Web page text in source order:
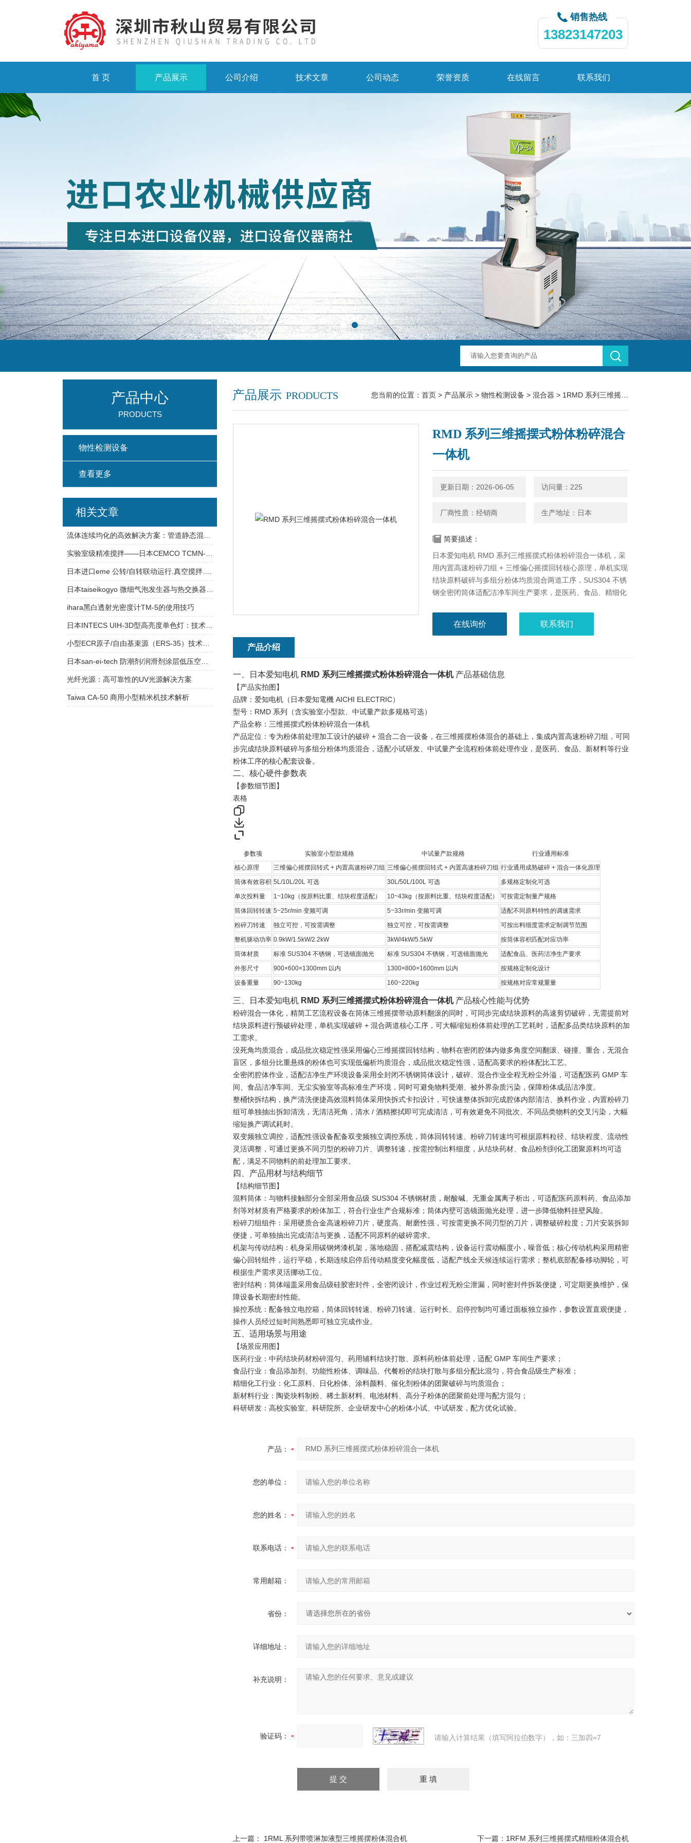
销售热线
13823147203
首 页 产品展示 公司介绍 技术文章 公司动态 荣誉资质 在线留言 联系我们
产品展示 PRODUCTS 您当前的位置： 首页 > 产品展示 > 物性检测设备 > 混合器 > 1RMD 系列三维摇摆式粉体粉碎混合一体机
RMD 系列三维摇摆式粉体粉碎混合
一体机
更新日期：2026-06-05 访问量：225
厂商性质：经销商 生产地址：日本
简要描述：
日本爱知电机 RMD 系列三维摇摆式粉体粉碎混合一体机，采
用内置高速粉碎刀组 + 三维偏心摇摆回转核心原理，单机实现
结块原料破碎与多组分粉体均质混合两道工序，SUS304 不锈
钢全密闭筒体适配洁净车间生产要求，是医药、食品、精细化
在线询价 联系我们
产品介绍
一、日本爱知电机 RMD 系列三维摇摆式粉体粉碎混合一体机产品基础信息
【产品实拍图】
品牌：爱知电机（日本愛知電機 AICHI ELECTRIC）
型号：RMD 系列（含实验室小型款、中试量产款多规格可选）
产品全称：三维摇摆式粉体粉碎混合一体机
产品定位：专为粉体前处理加工设计的破碎 + 混合二合一设备，在三维摇摆粉体混合的基础上，集成内置高速粉碎刀组，可同
步完成结块原料破碎与多组分粉体均质混合，适配小试研发、中试量产全流程粉体前处理作业，是医药、食品、新材料等行业
粉体工序的核心配套设备。
二、核心硬件参数表
【参数细节图】
表格
参数项 实验室小型款规格 中试量产款规格
行业通用标准
核心原理
三维偏心摇摆回转式 + 内置高速粉碎刀组 三维偏心摇摆回转式 + 内置高速粉碎刀组 行业通用成熟破碎 + 混合一体化原理
筒体有效容积 5L/10L/20L 可选 30L/50L/100L 可选
多规格定制化可选
单次投料量
1~10kg（按原料比重、结块程度适配） 10~43kg（按原料比重、结块程度适配）
可按需定制量产规格
筒体回转转速 5~25r/min 变频可调 5~33r/min 变频可调
适配不同原料特性的调速需求
粉碎刀转速
独立可控，可按需调整 独立可控，可按需调整
可按出料细度需求定制调节范围
整机驱动功率 0.9kW/1.5kW/2.2kW 3kW/4kW/5.5kW
按筒体容积匹配对应功率
筒体材质
标准 SUS304 不锈钢，可选镜面抛光 标准 SUS304 不锈钢，可选镜面抛光
适配食品、医药洁净生产要求
外形尺寸
900×600×1300mm 以内 1300×800×1600mm 以内
按规格定制化设计
设备重量
90~130kg 160~220kg 按规格对应常规重量
三、日本爱知电机 RMD 系列三维摇摆式粉体粉碎混合一体机产品核心性能与优势
粉碎混合一体化，精简工艺流程设备在筒体三维摇摆带动原料翻滚的同时，可同步完成结块原料的高速剪切破碎，无需提前对
结块原料进行预破碎处理，单机实现破碎 + 混合两道核心工序，可大幅缩短粉体前处理的工艺耗时，适配多品类结块原料的加
工需求。
没死角均质混合，成品批次稳定性强采用偏心三维摇摆回转结构，物料在密闭腔体内做多角度空间翻滚、碰撞、重合，无混合
盲区，多组分比重悬殊的粉体也可实现低偏析均质混合，成品批次稳定性强，适配高要求的粉体配比工艺。
全密闭腔体作业，适配洁净生产环境设备采用全封闭不锈钢筒体设计，破碎、混合作业全程无粉尘外溢，可适配医药 GMP 车
间、食品洁净车间、无尘实验室等高标准生产环境，同时可避免物料受潮、被外界杂质污染，保障粉体成品洁净度。
整桶快拆结构，换产清洗便捷高效混料筒体采用快拆式卡扣设计，可快速整体拆卸完成腔体内部清洁、换料作业，内置粉碎刀
组可单独抽出拆卸清洗，无清洁死角，清水 / 酒精擦拭即可完成清洁，可有效避免不同批次、不同品类物料的交叉污染，大幅
缩短换产调试耗时。
双变频独立调控，适配性强设备配备双变频独立调控系统，筒体回转转速、粉碎刀转速均可根据原料粒径、结块程度、流动性
灵活调整，可通过更换不同刃型的粉碎刀片、调整转速，按需控制出料细度，从结块药材、食品粉剂到化工团聚原料均可适
配，满足不同物料的前处理加工要求。
四、产品用材与结构细节
【结构细节图】
混料筒体 ：与物料接触部分全部采用食品级 SUS304 不锈钢材质，耐酸碱、无重金属离子析出，可适配医药原料药、食品添加
剂等对材质有严格要求的粉体加工，符合行业生产合规标准；筒体内壁可选镜面抛光处理，进一步降低物料挂壁风险。
粉碎刀组组件 ：采用硬质合金高速粉碎刀片，硬度高、耐磨性强，可按需更换不同刃型的刀片，调整破碎粒度；刀片安装拆卸
便捷，可单独抽出完成清洁与更换，适配不同原料的破碎需求。
机架与传动结构 ：机身采用碳钢烤漆机架，落地稳固，搭配减震结构，设备运行震动幅度小，噪音低；核心传动机构采用精密
偏心回转组件，运行平稳，长期连续启停后传动精度变化幅度低，适配产线全天候连续运行需求；整机底部配备移动脚轮，可
根据生产需求灵活挪动工位。
密封结构 ：筒体端盖采用食品级硅胶密封件，全密闭设计，作业过程无粉尘泄漏，同时密封件拆装便捷，可定期更换维护，保
障设备长期密封性能。
操控系统 ：配备独立电控箱，筒体回转转速、粉碎刀转速、运行时长、启停控制均可通过面板独立操作，参数设置直观便捷，
操作人员经过短时间熟悉即可独立完成作业。
五、适用场景与用途
【场景应用图】
医药行业：中药结块药材粉碎混匀、药用辅料结块打散、原料药粉体前处理，适配 GMP 车间生产要求；
食品行业：食品添加剂、功能性粉体、调味品、代餐粉的结块打散与多组分配比混匀，符合食品级生产标准；
精细化工行业：化工原料、日化粉体、涂料颜料、催化剂粉体的团聚破碎与均质混合；
新材料行业：陶瓷块料制粉、稀土新材料、电池材料、高分子粉体的团聚前处理与配方混匀；
科研研发：高校实验室、科研院所、企业研发中心的粉体小试、中试研发，配方优化试验。
产品：
您的单位：
您的姓名：
联系电话：
常用邮箱：
省份：
详细地址：
补充说明：
验证码： 请输入计算结果（填写阿拉伯数字），如：三加四=7
上一篇： 1RML 系列带喷淋加液型三维摇摆粉体混合机 下一篇： 1RFM 系列三维摇摆式精细粉体混合机
产品中心
PRODUCTS
物性检测设备
查看更多
相关文章
ihara黑白透射光密度计TM-5的使用技巧
日本INTECS UIH-3D型高亮度单色灯：技术与实用性的平衡
小型ECR原子/自由基束源（ERS-35）技术解析及应用前景
日本san-ei-tech 防潮剂/润滑剂涂层低压空气喷雾阀SV91
光纤光源：高可靠性的UV光源解决方案
Taiwa CA-50 商用小型精米机技术解析